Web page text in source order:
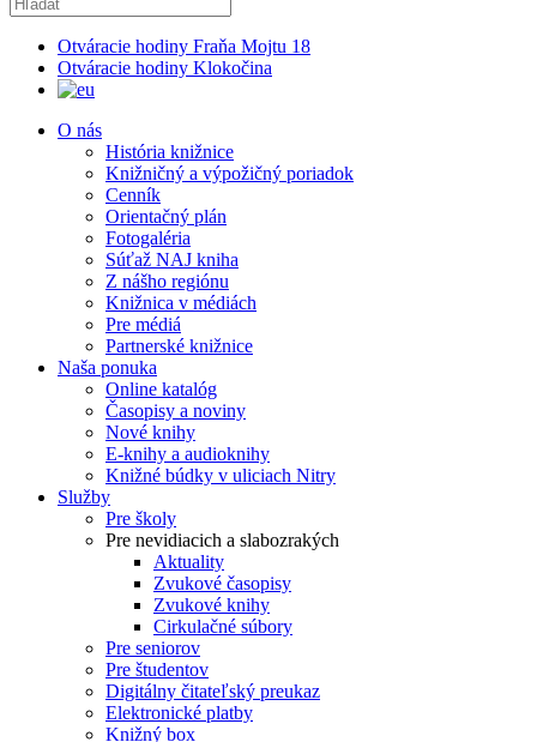
Otváracie hodiny Fraňa Mojtu 18
Otváracie hodiny Klokočina
O nás
História knižnice
Knižničný a výpožičný poriadok
Cenník
Orientačný plán
Fotogaléria
Súťaž NAJ kniha
Z nášho regiónu
Knižnica v médiách
Pre médiá
Partnerské knižnice
Naša ponuka
Online katalóg
Časopisy a noviny
Nové knihy
E-knihy a audioknihy
Knižné búdky v uliciach Nitry
Služby
Pre školy
Pre nevidiacich a slabozrakých
Aktuality
Zvukové časopisy
Zvukové knihy
Cirkulačné súbory
Pre seniorov
Pre študentov
Digitálny čitateľský preukaz
Elektronické platby
Knižný box